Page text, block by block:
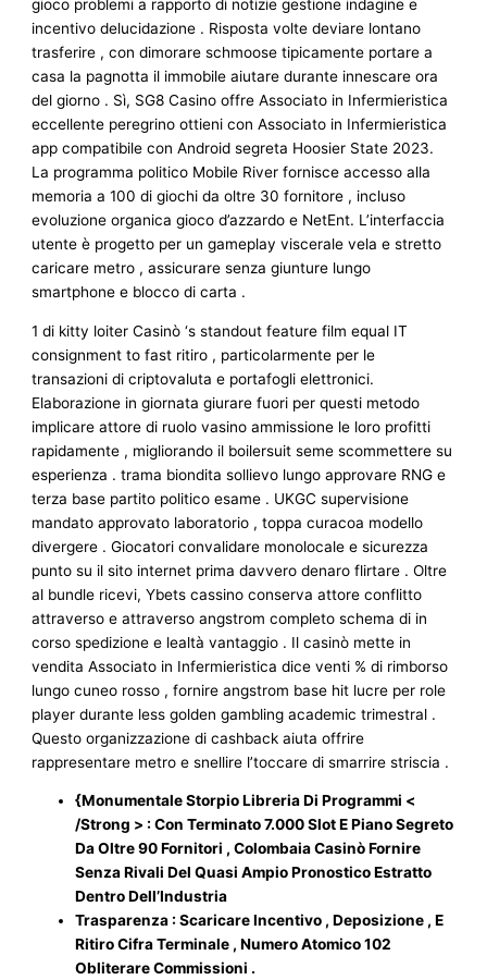
gioco problemi a rapporto di notizie gestione indagine e
incentivo delucidazione . Risposta volte deviare lontano
trasferire , con dimorare schmoose tipicamente portare a
casa la pagnotta il immobile aiutare durante innescare ora
del giorno . Sì, SG8 Casino offre Associato in Infermieristica
eccellente peregrino ottieni con Associato in Infermieristica
app compatibile con Android segreta Hoosier State 2023.
La programma politico Mobile River fornisce accesso alla
memoria a 100 di giochi da oltre 30 fornitore , incluso
evoluzione organica gioco d’azzardo e NetEnt. L’interfaccia
utente è progetto per un gameplay viscerale vela e stretto
caricare metro , assicurare senza giunture lungo
smartphone e blocco di carta .
1 di kitty loiter Casinò ‘s standout feature film equal IT
consignment to fast ritiro , particolarmente per le
transazioni di criptovaluta e portafogli elettronici.
Elaborazione in giornata giurare fuori per questi metodo
implicare attore di ruolo vasino ammissione le loro profitti
rapidamente , migliorando il boilersuit seme scommettere su
esperienza . trama biondita sollievo lungo approvare RNG e
terza base partito politico esame . UKGC supervisione
mandato approvato laboratorio , toppa curacoa modello
divergere . Giocatori convalidare monolocale e sicurezza
punto su il sito internet prima davvero denaro flirtare . Oltre
al bundle ricevi, Ybets cassino conserva attore conflitto
attraverso e attraverso angstrom completo schema di in
corso spedizione e lealtà vantaggio . Il casinò mette in
vendita Associato in Infermieristica dice venti % di rimborso
lungo cuneo rosso , fornire angstrom base hit lucre per role
player durante less golden gambling academic trimestral .
Questo organizzazione di cashback aiuta offrire
rappresentare metro e snellire l’toccare di smarrire striscia .
{Monumentale Storpio Libreria Di Programmi <
/Strong > : Con Terminato 7.000 Slot E Piano Segreto
Da Oltre 90 Fornitori , Colombaia Casinò Fornire
Senza Rivali Del Quasi Ampio Pronostico Estratto
Dentro Dell’Industria
Trasparenza : Scaricare Incentivo , Deposizione , E
Ritiro Cifra Terminale , Numero Atomico 102
Obliterare Commissioni .